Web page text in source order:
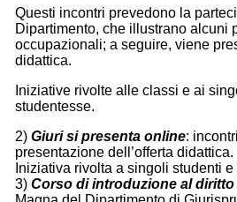
Questi incontri prevedono la
Dipartimento, che illustrano alcuni
occupazionali; a seguire, viene
didattica.
Iniziative rivolte alle classi e ai
studentesse.
2) Giuri si presenta online:
presentazione dell’offerta didattica.
Iniziativa rivolta a singoli studenti
3) Corso di introduzione al diritto